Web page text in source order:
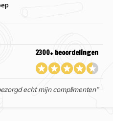
2300+ beoordelingen
echt mijn complimenten”